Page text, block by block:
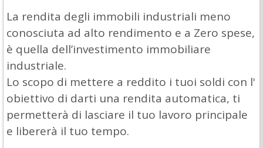
La rendita degli immobili industriali meno
conosciuta ad alto rendimento e a Zero spese,
è quella dell’investimento immobiliare
industriale.
Lo scopo di mettere a reddito i tuoi soldi con l'
obiettivo di darti una rendita automatica, ti
permetterà di lasciare il tuo lavoro principale
e libererà il tuo tempo.